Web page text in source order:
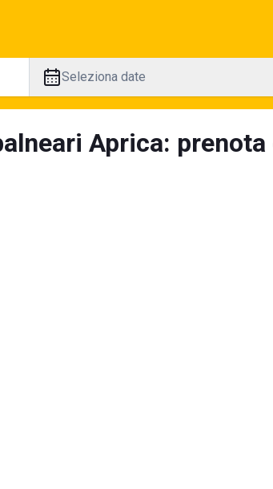
Seleziona date
Aprica: